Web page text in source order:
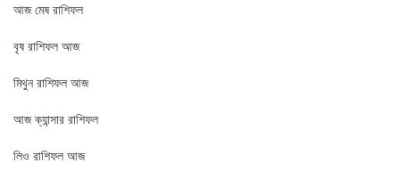
আজ মেষ রাশিফল
বৃষ রাশিফল আজ
মিথুন রাশিফল আজ
আজ ক্যান্সার রাশিফল
লিও রাশিফল আজ